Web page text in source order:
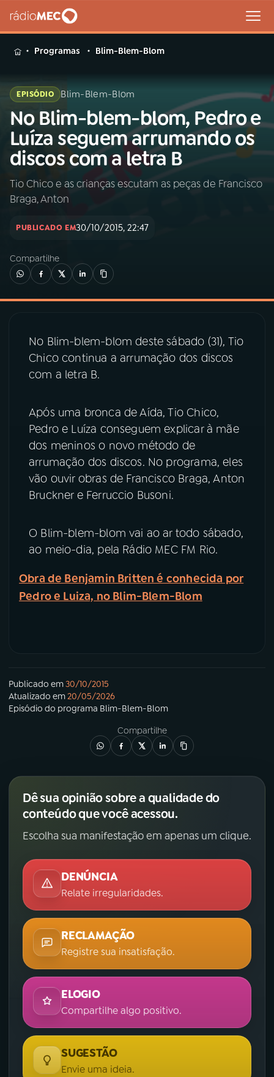
MENU
Buscar
na
Rádio
MEC
Buscar
Início AO VIVO
INÍCIO
02A RÁDIO
03PROGRAMAÇÃO
04 PROGRAMAS
06 VIDEOCASTS
07ÚLTIMAS
ACOMPANHE A RÁDIO MEC
YouTube Facebook
Programas Blim-Blem-Blom
EPISÓDIO Blim-Blem-Blom
No Blim-blem-blom, Pedro e
Luíza seguem arrumando os
discos com a letra B
Tio Chico e as crianças escutam as peças de Francisco
Braga, Anton
PUBLICADO EM30/10/2015, 22:47
Compartilhe
No Blim-blem-blom deste sábado (31), Tio
Chico continua a arrumação dos discos
com a letra B.
Após uma bronca de Aída, Tio Chico,
Pedro e Luíza conseguem explicar à mãe
dos meninos o novo método de
arrumação dos discos. No programa, eles
vão ouvir obras de Francisco Braga, Anton
Bruckner e Ferruccio Busoni.
O Blim-blem-blom vai ao ar todo sábado,
ao meio-dia, pela Rádio MEC FM Rio.
Obra de Benjamin Britten é conhecida por
Pedro e Luiza, no Blim-Blem-Blom
Publicado em30/10/2015
Atualizado em20/05/2026
Episódio do programa Blim-Blem-Blom
Compartilhe
Dê sua opinião sobre a qualidade do
conteúdo que você acessou.
Escolha sua manifestação em apenas um clique.
DENÚNCIA
Relate irregularidades.
RECLAMAÇÃO
Registre sua insatisfação.
ELOGIO
Compartilhe algo positivo.
SUGESTÃO
Envie uma ideia.